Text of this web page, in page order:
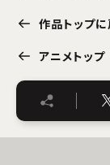
作品トップ
アニメトップ